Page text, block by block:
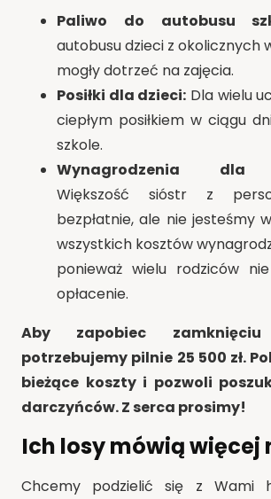
Paliwo do autobusu
autobusu dzieci z okolicznych
mogły dotrzeć na zajęcia.
Posiłki dla dzieci: Dla wielu
ciepłym posiłkiem w ciągu
szkole.
Wynagrodzenia dla
Większość sióstr z
bezpłatnie, ale nie jesteśmy
wszystkich kosztów
ponieważ wielu rodziców
opłacenie.
Aby zapobiec zamknięciu
potrzebujemy pilnie 25 500 zł.
bieżące koszty i pozwoli
darczyńców. Z serca prosimy!
Ich losy mówią więcej
Chcemy podzielić się z Wami